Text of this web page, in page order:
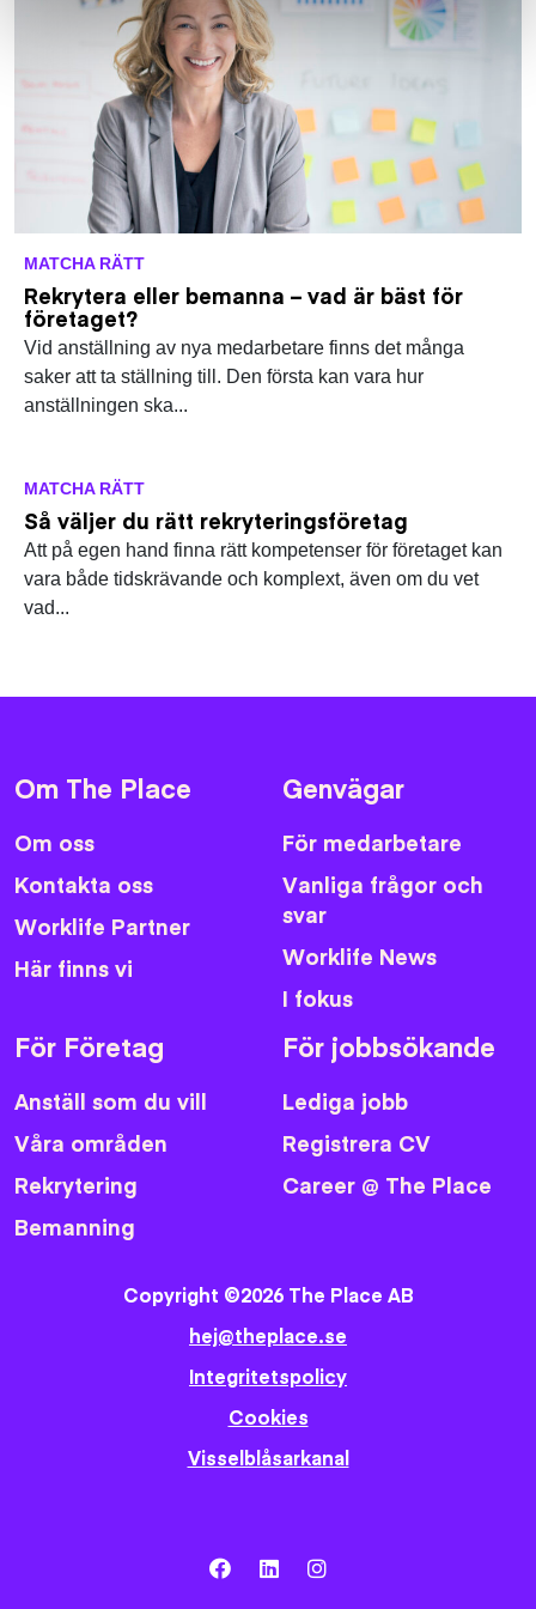
MATCHA RÄTT
Rekrytera eller bemanna – vad är bäst för
företaget?
Vid anställning av nya medarbetare finns det många
saker att ta ställning till. Den första kan vara hur
anställningen ska...
MATCHA RÄTT
Så väljer du rätt rekryteringsföretag
Att på egen hand finna rätt kompetenser för företaget kan
vara både tidskrävande och komplext, även om du vet
vad...
Om The Place
Om oss
Kontakta oss
Worklife Partner
Här finns vi
Genvägar
För medarbetare
Vanliga frågor och
svar
Worklife News
I fokus
För Företag
Anställ som du vill
Våra områden
Rekrytering
Bemanning
För jobbsökande
Lediga jobb
Registrera CV
Career @ The Place
Copyright ©2026 The Place AB
hej@theplace.se
Integritetspolicy
Cookies
Visselblåsarkanal